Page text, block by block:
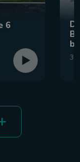
6
31